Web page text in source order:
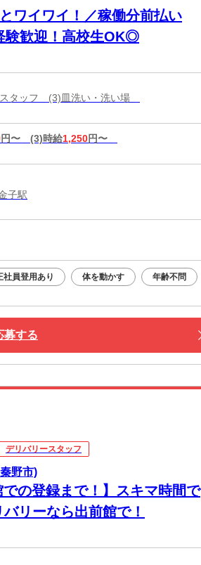
ワイワイ！／稼働分前払い
歓迎！高校生OK◎
タッフ (3)皿洗い・洗い場
円〜 (3)時給1,250円〜
子駅
社員登用あり 体を動かす 年齢不問
募する
デリバリースタッフ
野市)
での登録まで！】スキマ時間で
リーなら出前館で！